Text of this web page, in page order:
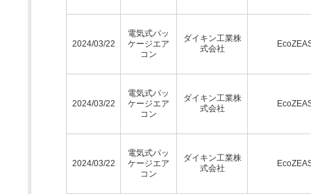
2024/03/22
電気式パッ
ケージエア
コン
ダイキン工業株
式会社
2024/03/22
電気式パッ
ケージエア
コン
ダイキン工業株
式会社
2024/03/22
電気式パッ
ケージエア
コン
ダイキン工業株
式会社